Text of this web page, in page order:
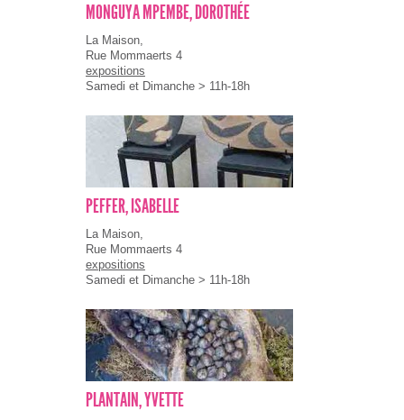
MONGUYA MPEMBE, DOROTHÉE
La Maison,
Rue Mommaerts 4
expositions
Samedi et Dimanche > 11h-18h
PEFFER, ISABELLE
La Maison,
Rue Mommaerts 4
expositions
Samedi et Dimanche > 11h-18h
PLANTAIN, YVETTE